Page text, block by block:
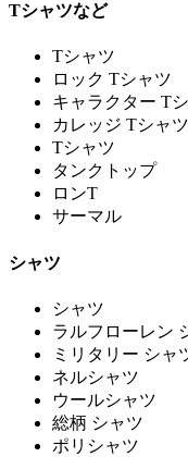
Tシャツなど
Tシャツ
ロック Tシャツ
キャラクター T
カレッジ Tシャツ
Tシャツ
タンクトップ
ロンT
サーマル
シャツ
シャツ
ラルフローレン
ミリタリー シャ
ネルシャツ
ウールシャツ
総柄 シャツ
ポリシャツ